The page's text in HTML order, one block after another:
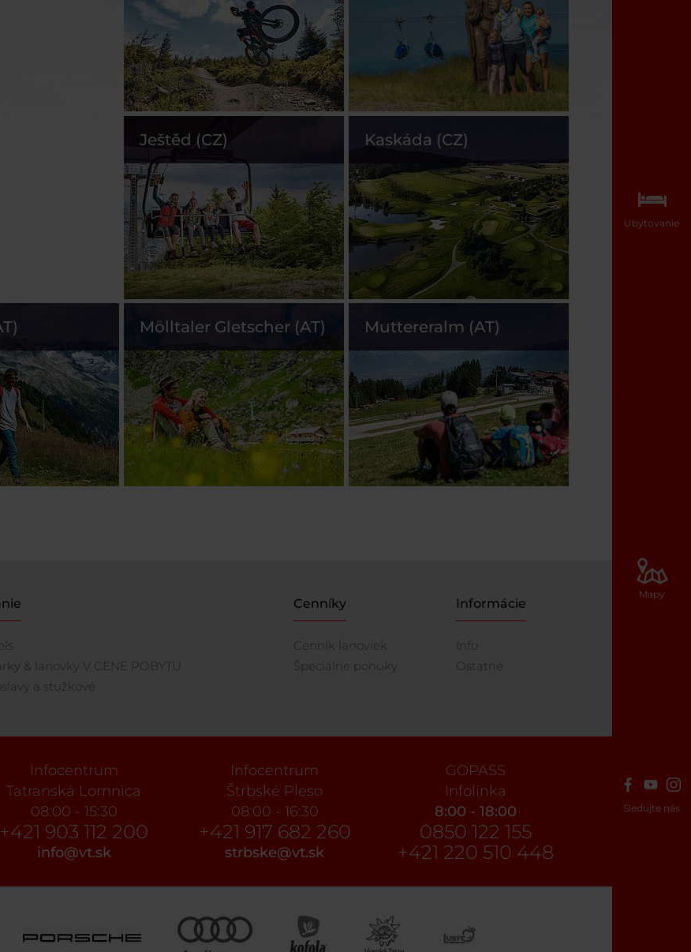
Ubytovanie
Mapy
Sledujte nás
Ještěd (CZ) Kaskáda (CZ)
Mölltaler Gletscher (AT) Muttereralm (AT)
& lanovky V CENE POBYTU
a stužkové
Cenníky
Cenník lanoviek
Špeciálne ponuky
Informácie
Info
Ostatné
Infocentrum
Tatranská Lomnica
08:00 - 15:30
+421 903 112 200
info@vt.sk
Infocentrum
Štrbské Pleso
08:00 - 16:30
+421 917 682 260
strbske@vt.sk
GOPASS
Infolinka
8:00 - 18:00
0850 122 155
+421 220 510 448